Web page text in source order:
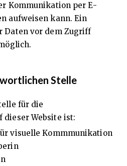
Kommunikation per E-
aufweisen kann. Ein
Daten vor dem Zugriff
Stelle
für die
dieser Website ist:
visuelle Kommmunikation